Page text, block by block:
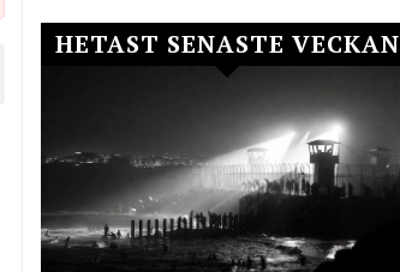
HETAST SENASTE VECKAN